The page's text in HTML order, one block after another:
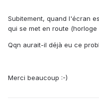
Subitement, quand l'écran
qui se met en route (horloge
Qqn aurait-il déjà eu ce
Merci beaucoup :-)